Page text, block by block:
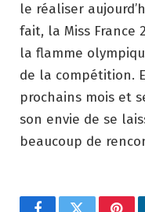
le réaliser
fait, la Miss France
la flamme
de la compétition.
prochains mois et
son envie de se
beaucoup de